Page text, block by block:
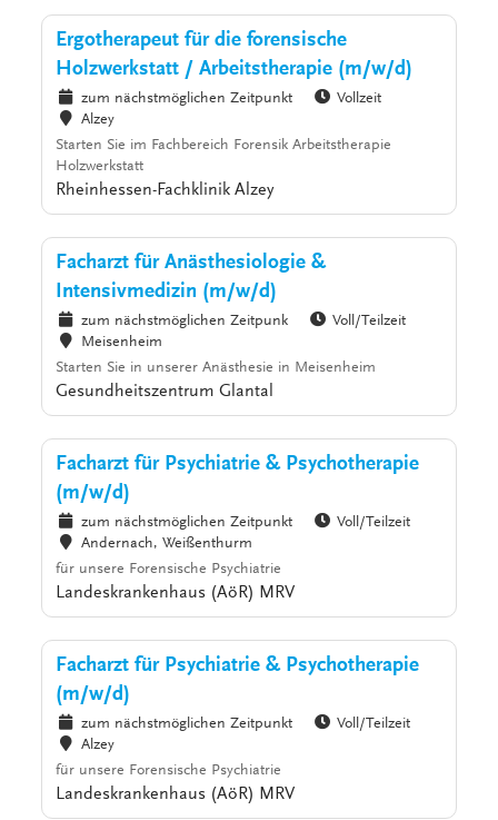
Ergotherapeut für die forensische
Holzwerkstatt / Arbeitstherapie (m/w/d)
zum nächstmöglichen Zeitpunkt
Vollzeit
Alzey
Starten Sie im Fachbereich Forensik Arbeitstherapie
Holzwerkstatt
Rheinhessen-Fachklinik Alzey
Facharzt für Anästhesiologie &
Intensivmedizin (m/w/d)
zum nächstmöglichen Zeitpunk
Voll/Teilzeit
Meisenheim
Starten Sie in unserer Anästhesie in Meisenheim
Gesundheitszentrum Glantal
Facharzt für Psychiatrie & Psychotherapie
(m/w/d)
zum nächstmöglichen Zeitpunkt
Voll/Teilzeit
Andernach, Weißenthurm
für unsere Forensische Psychiatrie
Landeskrankenhaus (AöR) MRV
Facharzt für Psychiatrie & Psychotherapie
(m/w/d)
zum nächstmöglichen Zeitpunkt
Voll/Teilzeit
Alzey
für unsere Forensische Psychiatrie
Landeskrankenhaus (AöR) MRV